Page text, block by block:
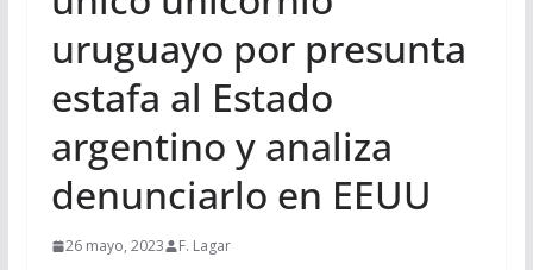
uruguayo por presunta
estafa al Estado
argentino y analiza
denunciarlo en EEUU
26 mayo, 2023 F. Lagar